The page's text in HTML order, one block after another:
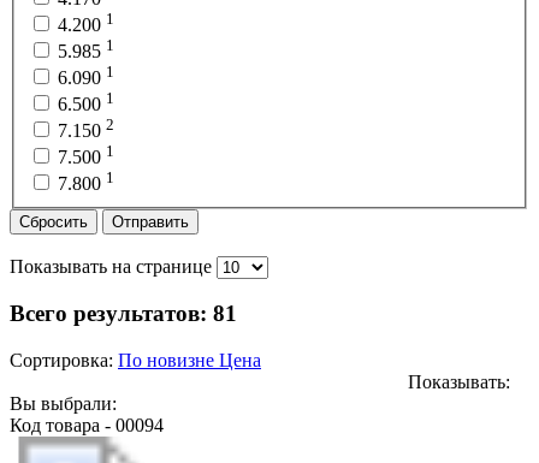
4.200 1
5.985 1
6.090 1
6.500 1
7.150 2
7.500 1
7.800 1
Сбросить Отправить
Показывать на странице
Всего результатов: 81
Сортировка: По новизне Цена
Показывать:
Вы выбрали:
Код товара - 00094